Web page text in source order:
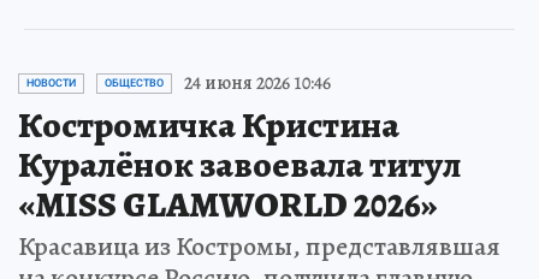
НОВОСТИ ОБЩЕСТВО 24 июня 2026 10:46
Костромичка Кристина
Куралёнок завоевала титул
«MISS GLAMWORLD 2026»
Красавица из Костромы, представлявшая